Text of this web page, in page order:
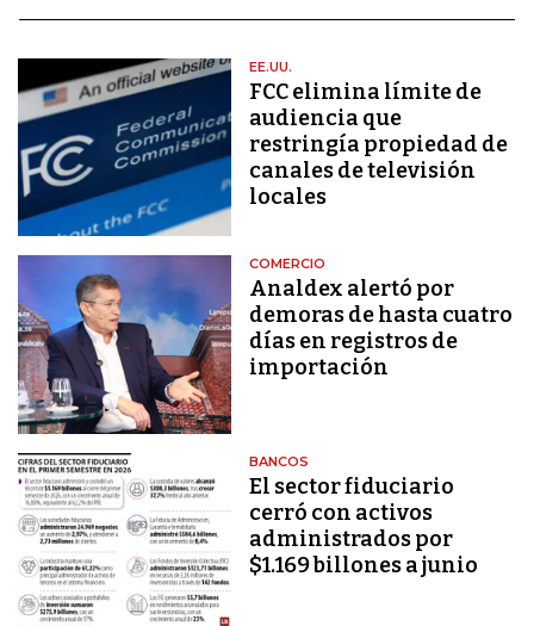
EE.UU.
FCC elimina límite de
audiencia que
restringía propiedad de
canales de televisión
locales
COMERCIO
Analdex alertó por
demoras de hasta cuatro
días en registros de
importación
BANCOS
El sector fiduciario
cerró con activos
administrados por
$1.169 billones a junio